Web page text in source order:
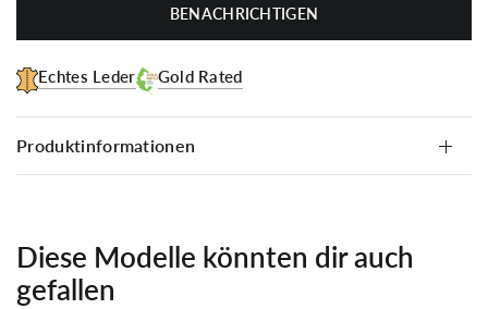
BENACHRICHTIGEN
Echtes Leder Gold Rated
Produktinformationen
Diese Modelle könnten dir auch
gefallen